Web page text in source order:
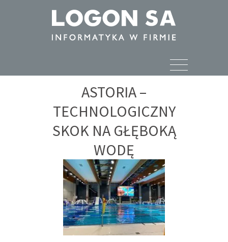
ASTORIA –
TECHNOLOGICZNY
SKOK NA GŁĘBOKĄ
WODĘ